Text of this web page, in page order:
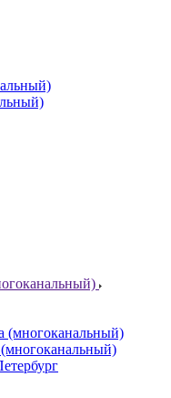
(многоканальный)